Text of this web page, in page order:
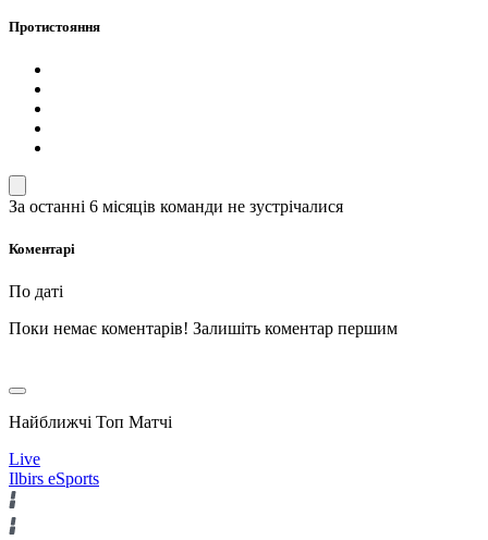
Протистояння
За останні 6 місяців команди не зустрічалися
Коментарі
По даті
Поки немає коментарів! Залишіть коментар першим
Найближчі Топ Матчі
Live
Ilbirs eSports